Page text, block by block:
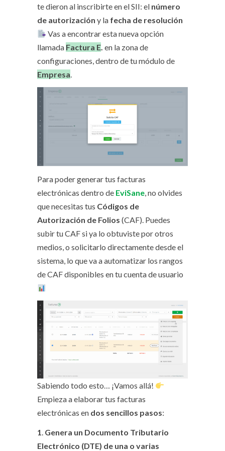
te dieron al inscribirte en el SII: el número
de autorización y la fecha de resolución
Vas a encontrar esta nueva opción
llamada Factura E. en la zona de
configuraciones, dentro de tu módulo de
Empresa.
Para poder generar tus facturas
electrónicas dentro de EviSane, no olvides
que necesitas tus Códigos de
Autorización de Folios (CAF). Puedes
subir tu CAF si ya lo obtuviste por otros
medios, o solicitarlo directamente desde el
sistema, lo que va a automatizar los rangos
de CAF disponibles en tu cuenta de usuario
Sabiendo todo esto… ¡Vamos allá!
Empieza a elaborar tus facturas
electrónicas en dos sencillos pasos:
1. Genera un Documento Tributario
Electrónico (DTE) de una o varias